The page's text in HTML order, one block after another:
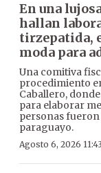
En una
hallan
tirzepatida,
moda para
Una comitiva
procedimiento
Caballero,
para elaborar
personas fueron
paraguayo.
Agosto 6, 2026